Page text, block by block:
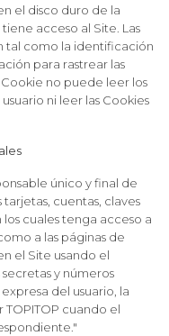
el disco duro de la
acceso al Site. Las
tal como la identificación
para rastrear las
Cookie no puede leer los
ni leer las Cookies
único y final de
cuentas, claves
cuales tenga acceso a
a las páginas de
el Site usando el
y números
del usuario, la
cuando el